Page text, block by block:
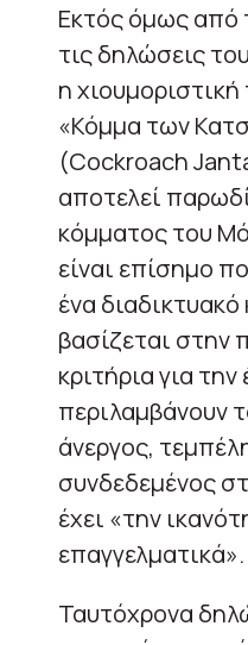
Εκτός όμως από
τις δηλώσεις
η χιουμοριστική
«Κόμμα των
(Cockroach
αποτελεί
κόμματος του
είναι επίσημο
ένα
βασίζεται στην
κριτήρια για
περιλαμβάνουν
άνεργος,
συνδεδεμένος
έχει «την
επαγγελματικά».
Ταυτόχρονα